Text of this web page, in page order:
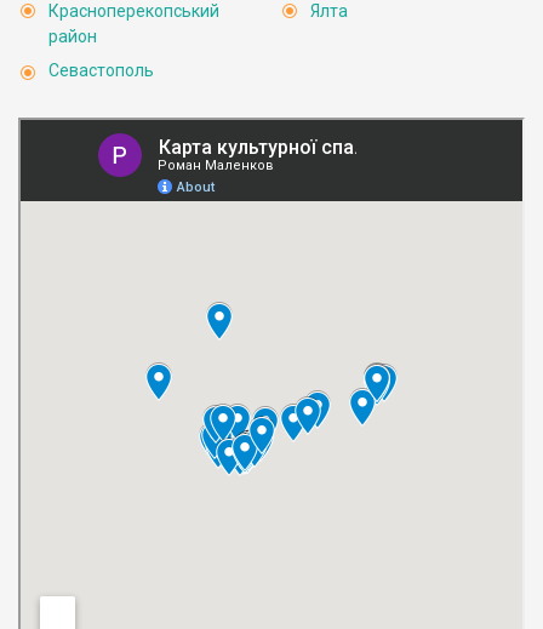
Красноперекопський
район
Севастополь
Ялта